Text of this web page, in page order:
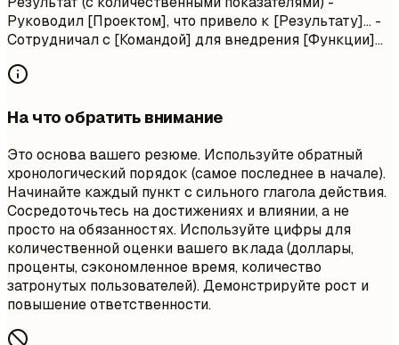
Руководил [Проектом], что привело к [Результату]... -
Сотрудничал с [Командой] для внедрения [Функции]...
На что обратить внимание
Это основа вашего резюме. Используйте обратный
хронологический порядок (самое последнее в начале).
Начинайте каждый пункт с сильного глагола действия.
Сосредоточьтесь на достижениях и влиянии, а не
просто на обязанностях. Используйте цифры для
количественной оценки вашего вклада (доллары,
проценты, сэкономленное время, количество
затронутых пользователей). Демонстрируйте рост и
повышение ответственности.